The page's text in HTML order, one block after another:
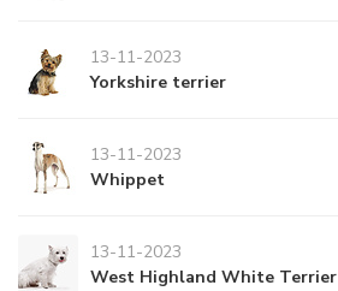
13-11-2023
Yorkshire terrier
13-11-2023
Whippet
13-11-2023
West Highland White Terrier